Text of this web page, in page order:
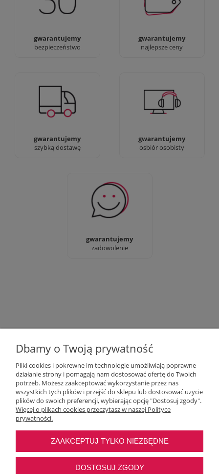
gwarantujemy
bezpieczeństwo
Jesteśmy firmą z 30-
gwarantujemy
najlepsze ceny
Ciężko pracujemy aby
zapewnić najlepsze
gwarantujemy
szybką dostawę
90% dostaw następnego
dnia, bez dopłat!
gwarantujemy
osbiór osobisty
Jesteśmy prawdziwi :)
możesz przyjść i
gwarantujemy
zadowolenie
Sprawdź nasze 100%
zadowolenia Klientów
Moje konto
Najczęstsze pytania
Dbamy o Twoją prywatność
Pliki cookies i pokrewne im technologie umożliwiają poprawne
działanie strony i pomagają nam dostosować ofertę do Twoich
potrzeb. Możesz zaakceptować wykorzystanie przez nas
wszystkich tych plików i przejść do sklepu lub dostosować użycie
plików do swoich preferencji, wybierając opcję "Dostosuj zgody".
Więcej o plikach cookies przeczytasz w naszej Polityce
prywatności.
ZAAKCEPTUJ TYLKO NIEZBĘDNE
DOSTOSUJ ZGODY